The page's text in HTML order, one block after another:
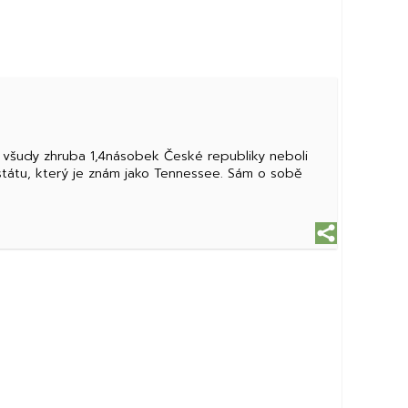
zhruba 1,4násobek České republiky neboli
který je znám jako Tennessee. Sám o sobě